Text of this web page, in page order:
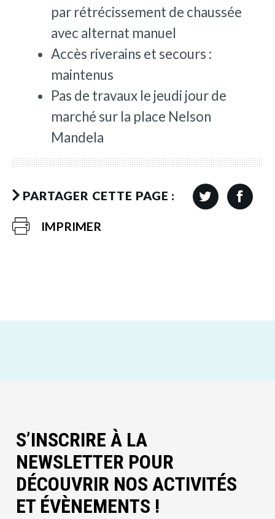
par rétrécissement de chaussée
avec alternat manuel
Accès riverains et secours :
maintenus
Pas de travaux le jeudi jour de
marché sur la place Nelson
Mandela
PARTAGER CETTE PAGE :
IMPRIMER
S’INSCRIRE À LA
NEWSLETTER POUR
DÉCOUVRIR NOS ACTIVITÉS
ET ÉVÈNEMENTS !